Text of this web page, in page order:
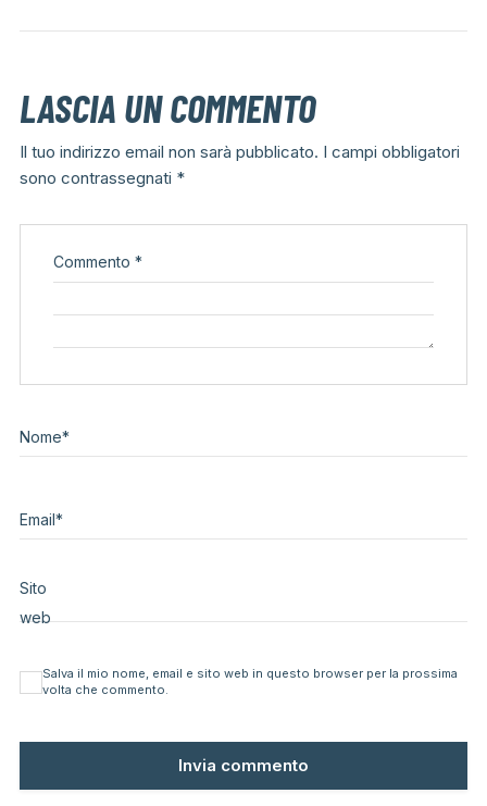
LASCIA UN COMMENTO
Il tuo indirizzo email non sarà pubblicato. I campi obbligatori
sono contrassegnati *
Commento *
Nome*
Email*
Sito
web
Salva il mio nome, email e sito web in questo browser per la prossima
volta che commento.